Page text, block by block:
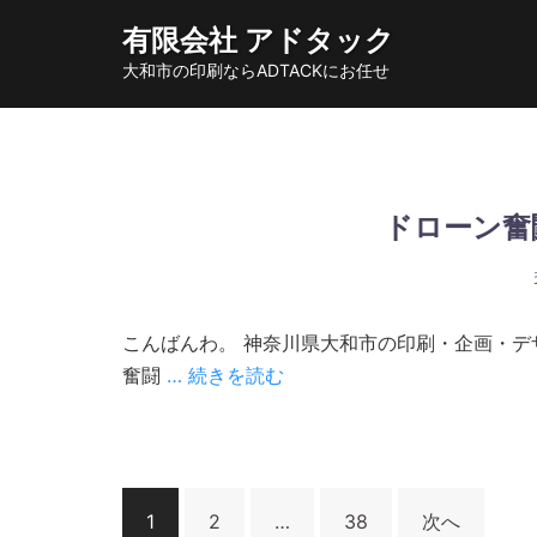
ン
有限会社 アドタック
大和市の印刷ならADTACKにお任せ
ドローン
こんばんわ。 神奈川県大和市の印刷・企画・
奮闘 … 続きを読む
1 2 … 38 次へ